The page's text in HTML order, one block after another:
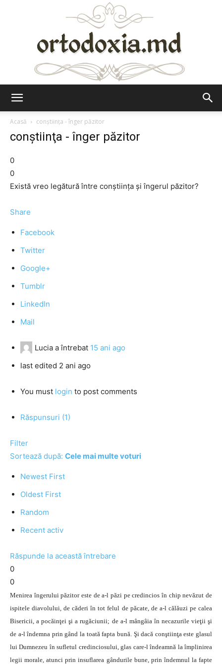
Acasă
conştiinţa - înger păzitor
conştiinţa - înger păzitor
0
0
Există vreo legătură între conştiinţa şi îngerul păzitor?
Share
Facebook
Twitter
Google+
Tumblr
LinkedIn
Mail
Lucia a întrebat 15 ani ago
last edited 2 ani ago
You must login to post comments
Răspunsuri (1)
Filter
Sortează după: Cele mai multe voturi
Newest First
Oldest First
Random
Recent activ
Răspunde la această întrebare
0
0
Menirea îngerului păzitor este de a-l păzi pe credincios în chip nevăzut de
ispitele diavolului, de căderi în tot felul de păcate, de a-l călăuzi pe calea
Bisericii, a pocăinţei şi a rugăciunii; de a-l mângâia în necazurilevieţii şi
de a-l îndemna prin gând la toată fapta bună. Şi dacă conştiinţa este glasul
lui Dumnezeu în sufletul credinciosului, glas care-l îndeamnă la împlinirea
legii morale, atunci prin insuflarea gândurile bune, prin îndemnul la fapte